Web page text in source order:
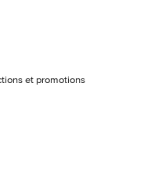
et promotions